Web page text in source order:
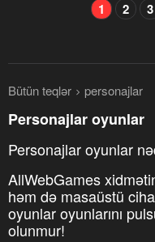
1 2 3
Bütün teqlər personajlar
Personajlar oyunlar
Personajlar oyunlar
AllWebGames
həm də masaüstü
oyunlar oyunlarını
olunmur!